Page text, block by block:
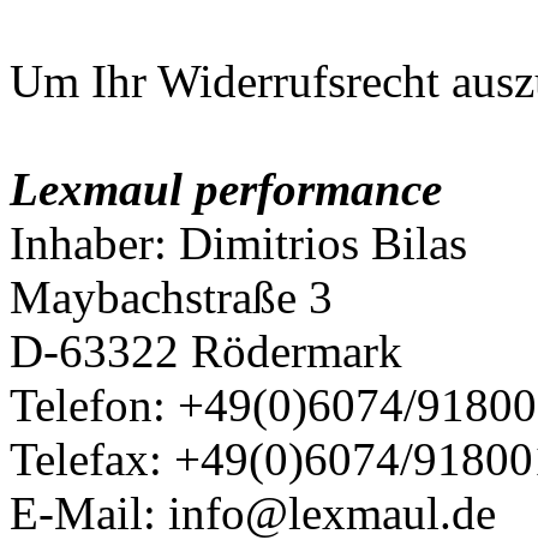
Um Ihr Widerrufsrecht
Lexmaul performance
Inhaber: Dimitrios Bilas
Maybachstraße 3
D-63322 Rödermark
Telefon: +49(0)6074/
Telefax: +49(0)6074/
E-Mail: info@lexmaul.de